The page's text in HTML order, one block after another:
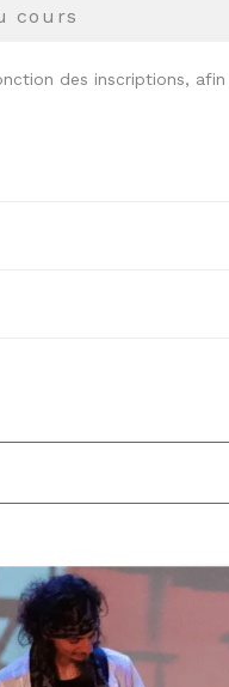
cours
des inscriptions, afin